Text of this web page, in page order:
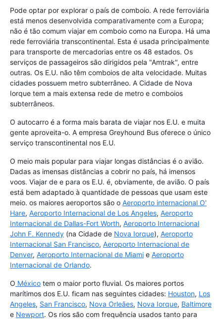
Pode optar por explorar o país de comboio. A rede ferroviária
está menos desenvolvida comparativamente com a Europa;
não é tão comum viajar em comboio como na Europa. Há uma
rede ferroviária transcontinental. Esta é usada principalmente
para transporte de mercadorias entre os 48 estados. Os
serviços de passageiros são dirigidos pela "Amtrak", entre
outras. Os E.U. não têm comboios de alta velocidade. Muitas
cidades possuem metro subterrâneo. A Cidade de Nova
Iorque tem a mais extensa rede de metro e comboios
subterrâneos.
O autocarro é a forma mais barata de viajar nos E.U. e muita
gente aproveita-o. A empresa Greyhound Bus oferece o único
serviço transcontinental nos E.U.
O meio mais popular para viajar longas distâncias é o avião.
Dadas as imensas distâncias a cobrir no país, há imensos
voos. Viajar de e para os E.U. é, obviamente, de avião. O país
está bem adaptado à quantidade de pessoas que usam este
meio. os maiores aeroportos são o Aeroporto internacional O'
Hare, Aeroporto Internacional de Los Angeles, Aeroporto
Internacional de Dallas-Fort Worth, Aeroporto Internacional
John F. Kennedy (na Cidade de Nova Iorque), Aeroporto
Internacional San Francisco, Aeroporto Internacional de
Denver, Aeroporto Internacional de Miami e Aeroporto
Internacional de Orlando.
O México tem o maior porto fluvial. Os maiores portos
marítimos dos E.U. ficam nas seguintes cidades: Houston, Los
Angeles, San Francisco, Nova Orleães, Nova Iorque, Baltimore
e Newport. Os rios são com frequência usados tanto para